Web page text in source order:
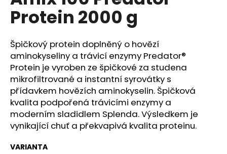
0,0
hvězdiček.
Protein 2000 g
Špičkový protein doplněný o hovězí
aminokyseliny a trávicí enzymy Predator®
Protein je vyroben ze špičkové za studena
mikrofiltrované a instantní syrovátky s
přídavkem hovězích aminokyselin. Špičková
kvalita podpořená trávicími enzymy a
moderním sladidlem Splenda. Výsledkem je
vynikající chuť a překvapivá kvalita proteinu.
VARIANTA
a
j
í
t
?
HLEDAT